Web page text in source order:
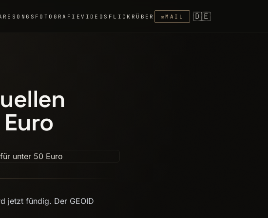
SONGS FOTOGRAFIEVIDEOS FLICKR ÜBER ✉MAIL 🇩🇪
jetzt fündig. Der GEOID